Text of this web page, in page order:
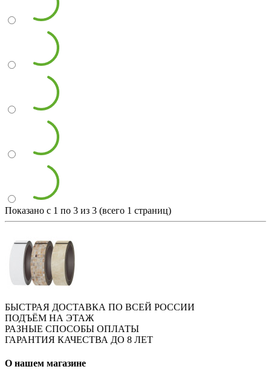
Показано с 1 по 3 из 3 (всего 1 страниц)
БЫСТРАЯ ДОСТАВКА ПО ВСЕЙ РОССИИ
ПОДЪЁМ НА ЭТАЖ
РАЗНЫЕ СПОСОБЫ ОПЛАТЫ
ГАРАНТИЯ КАЧЕСТВА ДО 8 ЛЕТ
О нашем магазине